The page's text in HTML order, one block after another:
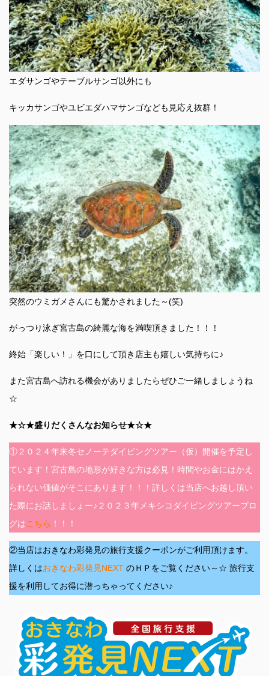
エダサンゴやテーブルサンゴ以外にも
キッカサンゴやユビエダハマサンゴなども見応え抜群！
突然のウミガメさんにも驚かされました～(笑)
がっつり泳ぎ宮古島の綺麗な海を満喫頂きました！！！
終始「楽しい！」を口にして頂き店主も嬉しい気持ちに♪
また宮古島へ訪れる機会がありましたらぜひご一緒しましょうね
☆
★☆★盛りだくさんなお知らせ★☆★
①２０２４年来冬セノーテダイビングツアー（仮）開催を予定し
ています！宮古島の地形が好きな方は必見！時間やお金にはかえ
られない価値がそこにあります！！！詳しくは当店へお越し頂い
た際にお話しましょー♪２０２３年メキシコダイビングツアーブロ
グはこちら ！！！
②当店はおきなわ彩発見の旅行支援クーポンがご利用頂けます。
詳しくはおきなわ彩発見NEXT のＨＰをご覧ください～☆ 旅行支
援を利用してお得に潜っちゃってください♪